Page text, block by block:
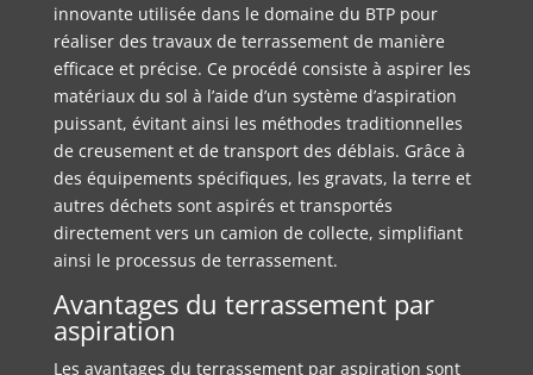
innovante utilisée dans le domaine du BTP pour
réaliser des travaux de terrassement de manière
efficace et précise. Ce procédé consiste à aspirer les
matériaux du sol à l’aide d’un système d’aspiration
puissant, évitant ainsi les méthodes traditionnelles
de creusement et de transport des déblais. Grâce à
des équipements spécifiques, les gravats, la terre et
autres déchets sont aspirés et transportés
directement vers un camion de collecte, simplifiant
ainsi le processus de terrassement.
Avantages du terrassement par
aspiration
Les avantages du terrassement par aspiration sont